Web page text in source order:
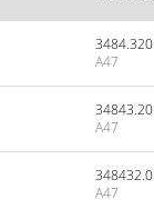
A47
A47
A47